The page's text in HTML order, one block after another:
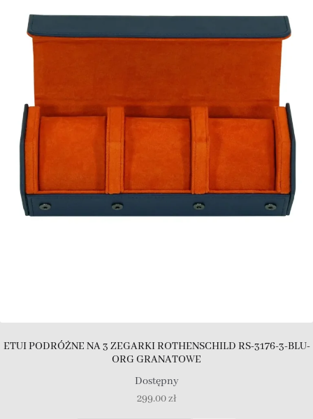
ETUI PODRÓŻNE NA 3 ZEGARKI ROTHENSCHILD RS-3176-3-BLU-
ORG GRANATOWE
Dostępny
299.00zł